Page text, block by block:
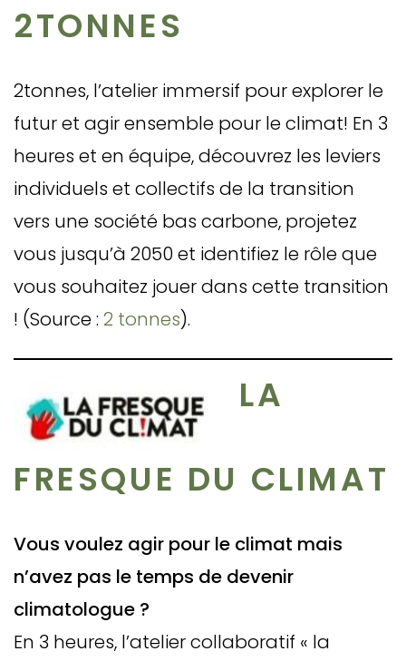
2TONNES
2tonnes, l’atelier immersif pour explorer le
futur et agir ensemble pour le climat! En 3
heures et en équipe, découvrez les leviers
individuels et collectifs de la transition
vers une société bas carbone, projetez
vous jusqu’à 2050 et identifiez le rôle que
vous souhaitez jouer dans cette transition
! (Source : 2 tonnes).
LA
FRESQUE DU CLIMAT
Vous voulez agir pour le climat mais
n’avez pas le temps de devenir
climatologue ?
En 3 heures, l’atelier collaboratif « la